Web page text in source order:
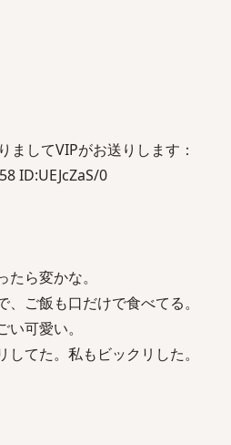
ましてVIPがお送りします：
ID:UEJcZaS/0
ら変かな。
ご飯も口だけで食べてる。
可愛い。
てた。私もビックリした。